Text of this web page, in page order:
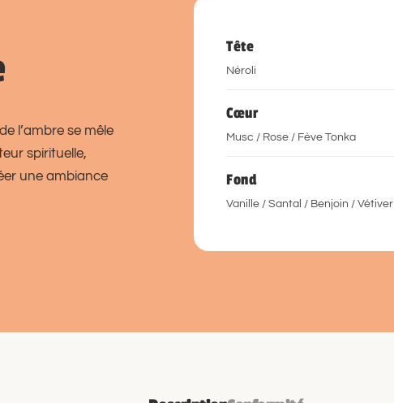
l’ambre se mêle
spirituelle,
une ambiance
Tête
Néroli
Cœur
Musc / Rose / Fève Tonka
Fond
Vanille / Santal / Benjoin / Vétiver